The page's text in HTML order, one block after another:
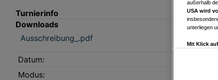
Turnierinfo
Downloads
Ausschreibung_.pdf
Datum:
Modus:
außerhalb
USA wird
unterliegen
Mit Klick